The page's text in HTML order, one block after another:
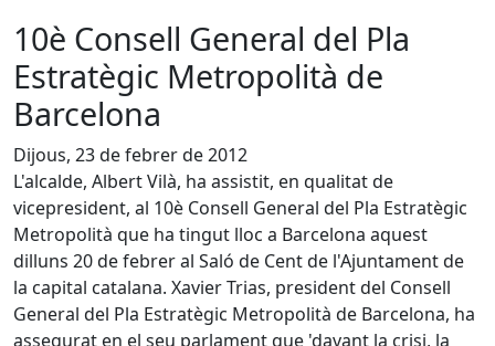
10è Consell General del Pla
Estratègic Metropolità de
Barcelona
Dijous, 23 de febrer de 2012
L'alcalde, Albert Vilà, ha assistit, en qualitat de
vicepresident, al 10è Consell General del Pla Estratègic
Metropolità que ha tingut lloc a Barcelona aquest
dilluns 20 de febrer al Saló de Cent de l'Ajuntament de
la capital catalana. Xavier Trias, president del Consell
General del Pla Estratègic Metropolità de Barcelona, ha
assegurat en el seu parlament que 'davant la crisi, la